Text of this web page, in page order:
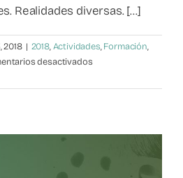
Realidades diversas. [...]
2018 | 2018,Actividades,Formación,
desactivadosen
Internacional
diversas.